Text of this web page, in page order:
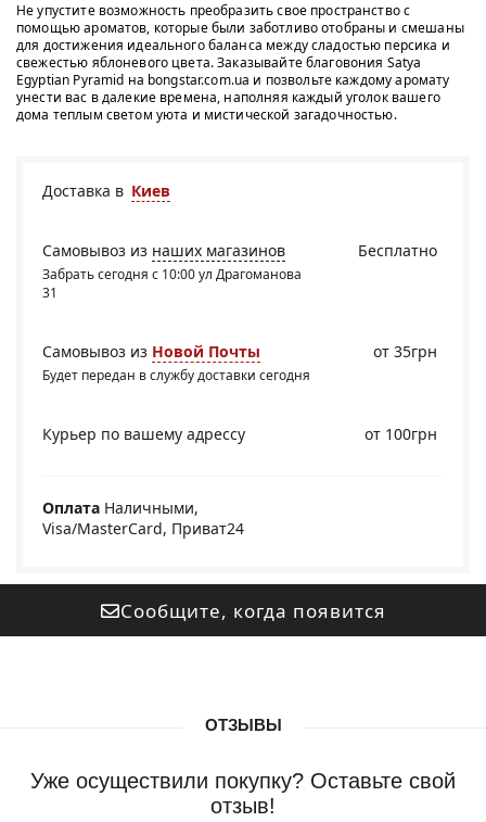
Не упустите возможность преобразить свое пространство с
помощью ароматов, которые были заботливо отобраны и смешаны
для достижения идеального баланса между сладостью персика и
свежестью яблоневого цвета. Заказывайте благовония Satya
Egyptian Pyramid на bongstar.com.ua и позвольте каждому аромату
унести вас в далекие времена, наполняя каждый уголок вашего
дома теплым светом уюта и мистической загадочностью.
Доставка в Киев
Бесплатно
Самовывоз из наших магазинов
Забрать сегодня с 10:00 ул Драгоманова
31
Самовывоз из Новой Почты
Будет передан в службу доставки сегодня
от 35грн
Курьер по вашему адрессу от 100грн
Оплата Наличными,
Visa/MasterCard, Приват24
Сообщите, когда появится
ОТЗЫВЫ
Уже осуществили покупку? Оставьте свой
отзыв!